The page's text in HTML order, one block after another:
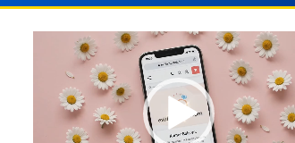
oynatıcı